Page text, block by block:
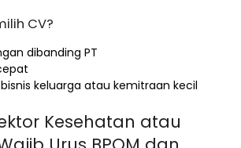
CV?
dibanding PT
keluarga atau kemitraan kecil
Kesehatan atau